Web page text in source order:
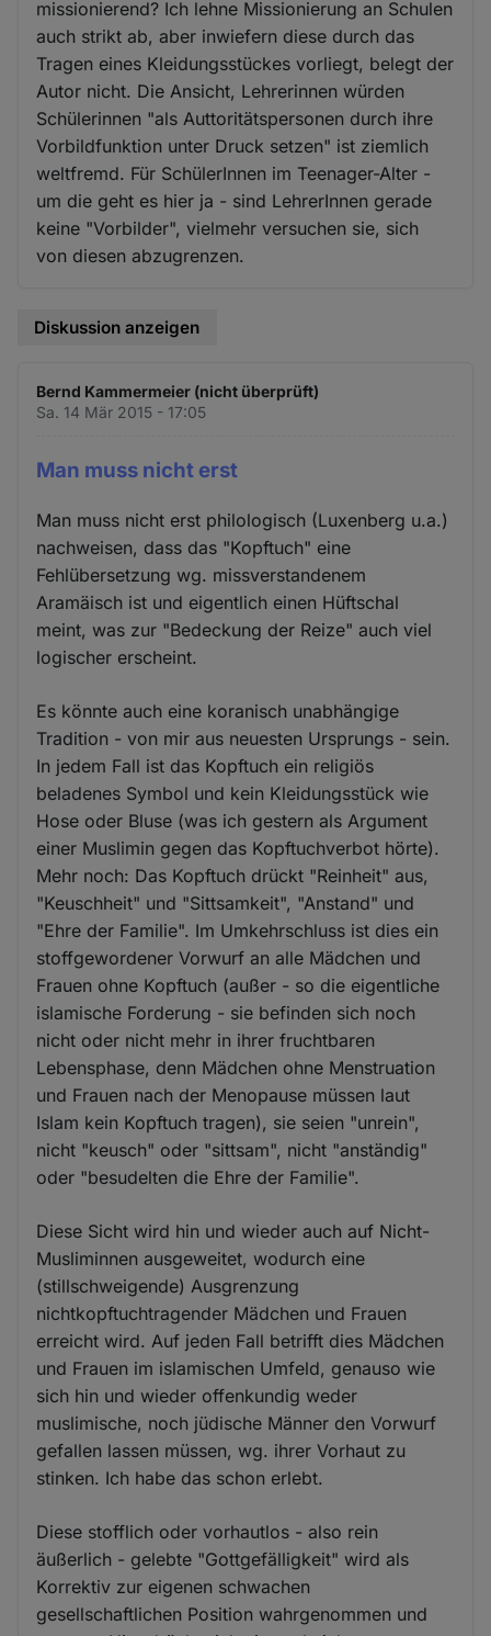
missionierend? Ich lehne Missionierung an Schulen
auch strikt ab, aber inwiefern diese durch das
Tragen eines Kleidungsstückes vorliegt, belegt der
Autor nicht. Die Ansicht, Lehrerinnen würden
Schülerinnen "als Auttoritätspersonen durch ihre
Vorbildfunktion unter Druck setzen" ist ziemlich
weltfremd. Für SchülerInnen im Teenager-Alter -
um die geht es hier ja - sind LehrerInnen gerade
keine "Vorbilder", vielmehr versuchen sie, sich
von diesen abzugrenzen.
Diskussion anzeigen
Bernd Kammermeier (nicht überprüft)
Sa. 14 Mär 2015 - 17:05
Man muss nicht erst
Man muss nicht erst philologisch (Luxenberg u.a.)
nachweisen, dass das "Kopftuch" eine
Fehlübersetzung wg. missverstandenem
Aramäisch ist und eigentlich einen Hüftschal
meint, was zur "Bedeckung der Reize" auch viel
logischer erscheint.
Es könnte auch eine koranisch unabhängige
Tradition - von mir aus neuesten Ursprungs - sein.
In jedem Fall ist das Kopftuch ein religiös
beladenes Symbol und kein Kleidungsstück wie
Hose oder Bluse (was ich gestern als Argument
einer Muslimin gegen das Kopftuchverbot hörte).
Mehr noch: Das Kopftuch drückt "Reinheit" aus,
"Keuschheit" und "Sittsamkeit", "Anstand" und
"Ehre der Familie". Im Umkehrschluss ist dies ein
stoffgewordener Vorwurf an alle Mädchen und
Frauen ohne Kopftuch (außer - so die eigentliche
islamische Forderung - sie befinden sich noch
nicht oder nicht mehr in ihrer fruchtbaren
Lebensphase, denn Mädchen ohne Menstruation
und Frauen nach der Menopause müssen laut
Islam kein Kopftuch tragen), sie seien "unrein",
nicht "keusch" oder "sittsam", nicht "anständig"
oder "besudelten die Ehre der Familie".
Diese Sicht wird hin und wieder auch auf Nicht-
Musliminnen ausgeweitet, wodurch eine
(stillschweigende) Ausgrenzung
nichtkopftuchtragender Mädchen und Frauen
erreicht wird. Auf jeden Fall betrifft dies Mädchen
und Frauen im islamischen Umfeld, genauso wie
sich hin und wieder offenkundig weder
muslimische, noch jüdische Männer den Vorwurf
gefallen lassen müssen, wg. ihrer Vorhaut zu
stinken. Ich habe das schon erlebt.
Diese stofflich oder vorhautlos - also rein
äußerlich - gelebte "Gottgefälligkeit" wird als
Korrektiv zur eigenen schwachen
gesellschaftlichen Position wahrgenommen und